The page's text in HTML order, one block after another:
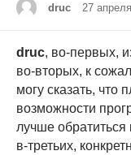
druc 27
druc, во-первых,
во-вторых, к
могу сказать, что
возможности
лучше обратиться
в-третьих,